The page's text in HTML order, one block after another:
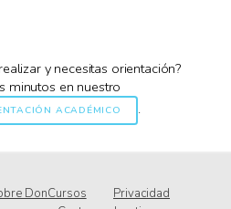
y necesitas orientación?
minutos en nuestro
ACADÉMICO .
DonCursos
Privacidad